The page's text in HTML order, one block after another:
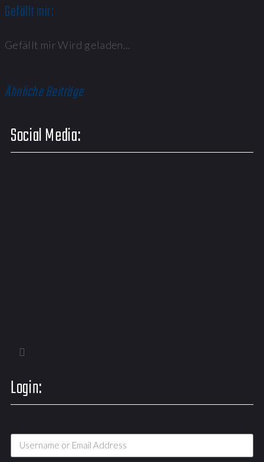
Gefällt mir:
Gefällt mirWird geladen...
Ähnliche Beiträge
Social Media:
Login: